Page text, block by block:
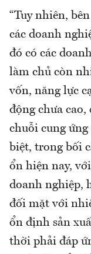
“Tuy nhiên,
các doanh
đó có các
làm chủ còn
vốn, năng lực
động chưa cao,
chuỗi cung
biệt, trong bối
ổn hiện nay,
doanh nghiệp,
đối mặt với
ổn định sản
thời phải đáp